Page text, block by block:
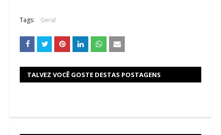
Tags: Geral
TALVEZ VOCÊ GOSTE DESTAS POSTAGENS